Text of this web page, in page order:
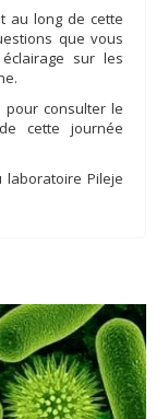
au long de cette
que vous
sur les
consulter le
cette journée
laboratoire Pileje